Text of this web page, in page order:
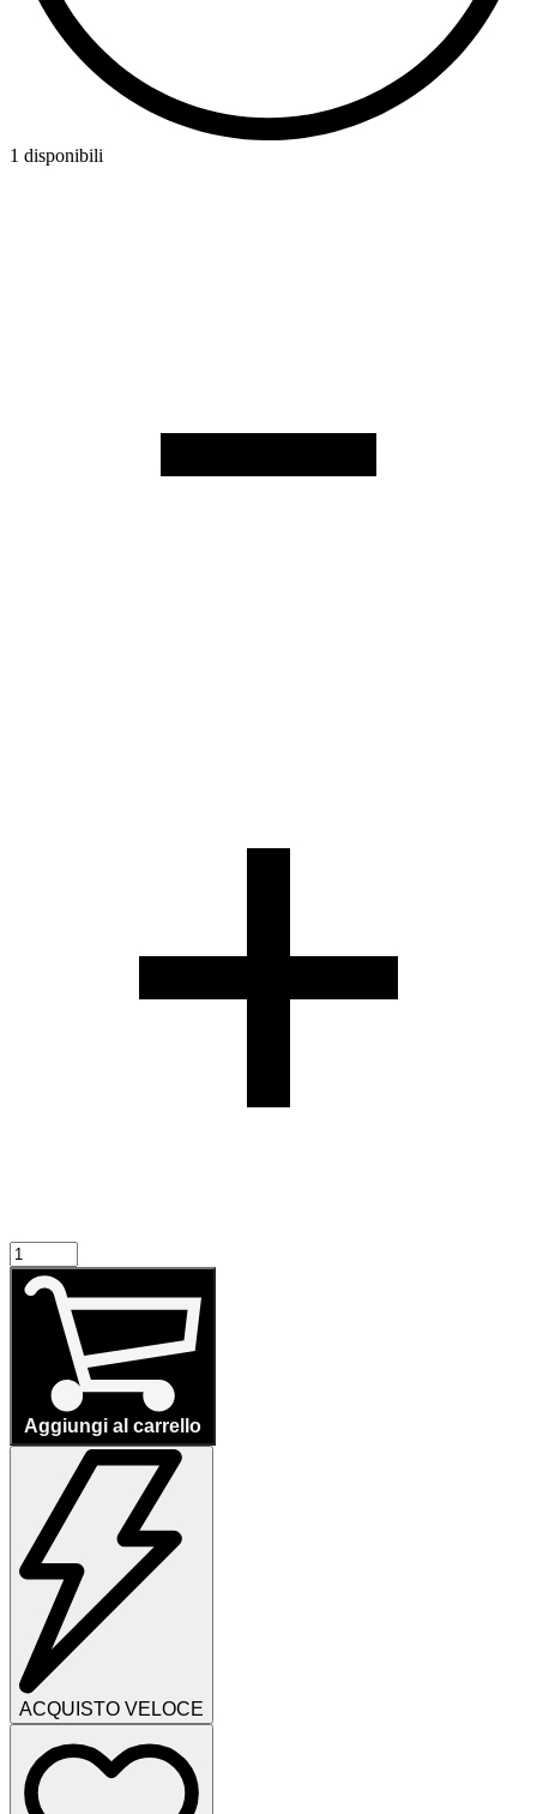
1 disponibili
Aggiungi al carrello
ACQUISTO VELOCE